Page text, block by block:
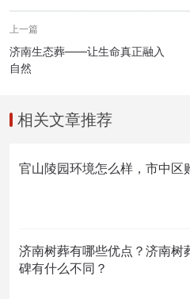
上一篇
济南生态葬——让生命真正融入
自然
相关文章推荐
官山陵园环境怎么样，市中区
济南树葬有哪些优点？济南树
碑有什么不同？